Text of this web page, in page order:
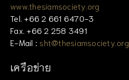
www.thesiamsociety.org
Tel. +66 2 661 6470-3
Fax. +66 2 258 3491
E-Mail : sht@thesiamsociety.org
เครือข่าย